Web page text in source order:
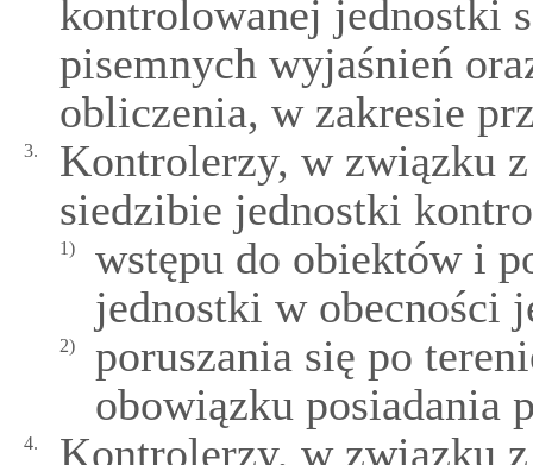
kontrolowanej jednostki
pisemnych wyjaśnień
obliczenia, w zakresie
3.
Kontrolerzy, w związku
siedzibie jednostki
1)
wstępu do obiektów i
jednostki w obecności
2)
poruszania się po
obowiązku posiadania
4.
Kontrolerzy, w związku